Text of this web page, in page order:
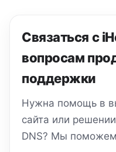
Связаться с
вопросам
поддержки
Нужна помощь в
сайта или
DNS? Мы